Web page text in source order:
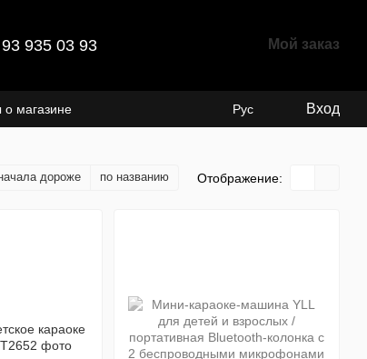
935 03 93 Мой заказ
о магазине
Рус Вход
дороже по названию Отображение: